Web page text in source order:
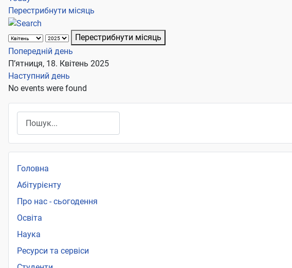
Перестрибнути місяць
Перестрибнути місяць
Попередній день
П’ятниця, 18. Квітень 2025
Наступний день
No events were found
Головна
Абітурієнту
Про нас - сьогодення
Освіта
Наука
Ресурси та сервіси